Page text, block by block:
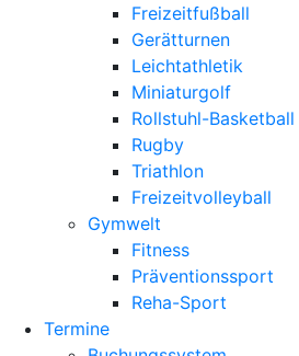
Freizeitfußball
Gerätturnen
Leichtathletik
Miniaturgolf
Rollstuhl-Basketball
Rugby
Triathlon
Freizeitvolleyball
Gymwelt
Fitness
Präventionssport
Reha-Sport
Termine